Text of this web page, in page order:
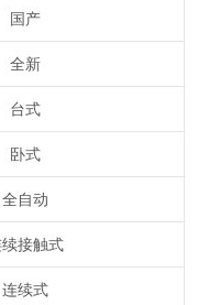
国产
全新
台式
卧式
全自动
接触式
连续式